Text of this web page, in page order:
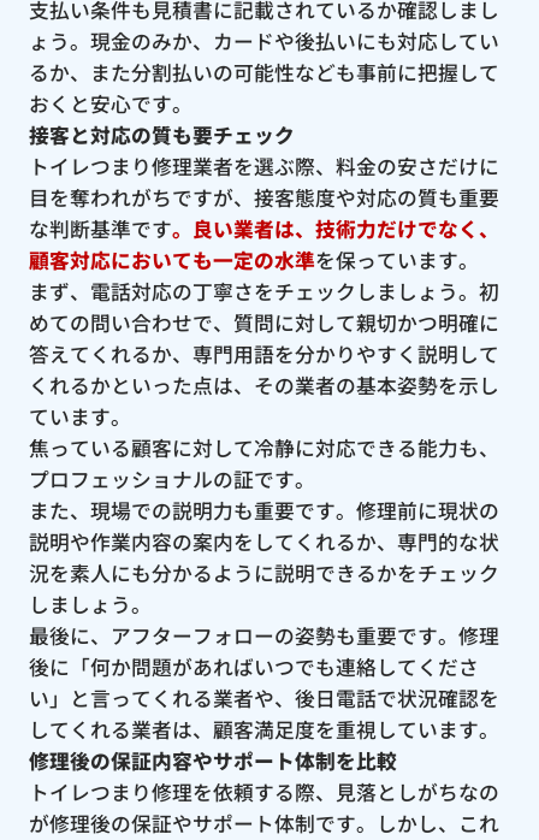
支払い条件も見積書に記載されているか確認しまし
ょう。現金のみか、カードや後払いにも対応してい
るか、また分割払いの可能性なども事前に把握して
おくと安心です。
接客と対応の質も要チェック
トイレつまり修理業者を選ぶ際、料金の安さだけに
目を奪われがちですが、接客態度や対応の質も重要
な判断基準です。良い業者は、技術力だけでなく、
顧客対応においても一定の水準を保っています。
まず、電話対応の丁寧さをチェックしましょう。初
めての問い合わせで、質問に対して親切かつ明確に
答えてくれるか、専門用語を分かりやすく説明して
くれるかといった点は、その業者の基本姿勢を示し
ています。
焦っている顧客に対して冷静に対応できる能力も、
プロフェッショナルの証です。
また、現場での説明力も重要です。修理前に現状の
説明や作業内容の案内をしてくれるか、専門的な状
況を素人にも分かるように説明できるかをチェック
しましょう。
最後に、アフターフォローの姿勢も重要です。修理
後に「何か問題があればいつでも連絡してくださ
い」と言ってくれる業者や、後日電話で状況確認を
してくれる業者は、顧客満足度を重視しています。
修理後の保証内容やサポート体制を比較
トイレつまり修理を依頼する際、見落としがちなの
が修理後の保証やサポート体制です。しかし、これ